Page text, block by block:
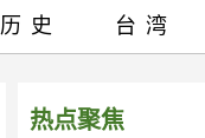
热点聚焦
历史 台湾